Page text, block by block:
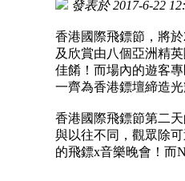
發表於 2017-6-22
香港國際飛鏢節，將
及欣賞由八個亞洲精
佳餚！而場內的遊客
一齊為香港鏢壇締造光
香港國際飛鏢節第二
與以往不同，觀眾除
的飛鏢x音樂晚會！而